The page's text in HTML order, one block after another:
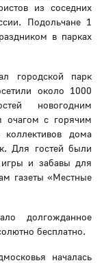
из соседних
Подольчане 1
в парках
городской парк
около 1000
новогодним
с горячим
коллективов дома
Для гостей были
игры и забавы для
газеты «Местные
долгожданное
бесплатно.
началась